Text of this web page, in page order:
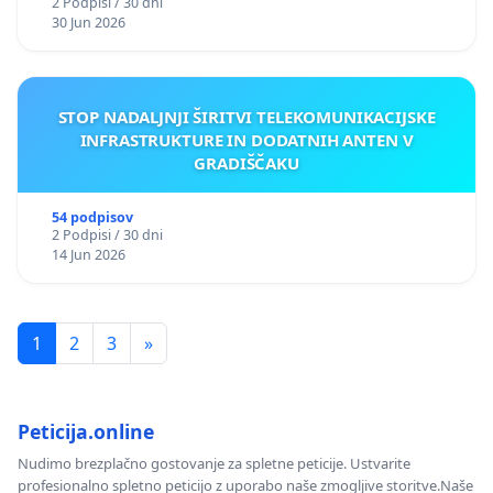
30 Jun 2026
STOP NADALJNJI ŠIRITVI TELEKOMUNIKACIJSKE
INFRASTRUKTURE IN DODATNIH ANTEN V
GRADIŠČAKU
54 podpisov
2 Podpisi / 30 dni
14 Jun 2026
1 2 3 »
Peticija.online
Nudimo brezplačno gostovanje za spletne peticije. Ustvarite
profesionalno spletno peticijo z uporabo naše zmogljive storitve.Naše